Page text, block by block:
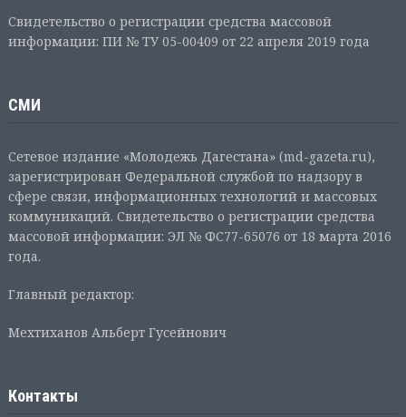
Свидетельство о регистрации средства массовой
информации: ПИ № ТУ 05-00409 от 22 апреля 2019 года
СМИ
Сетевое издание «Молодежь Дагестана» (md-gazeta.ru),
зарегистрирован Федеральной службой по надзору в
сфере связи, информационных технологий и массовых
коммуникаций. Свидетельство о регистрации средства
массовой информации: ЭЛ № ФС77-65076 от 18 марта 2016
года.
Главный редактор:
Мехтиханов Альберт Гусейнович
Контакты